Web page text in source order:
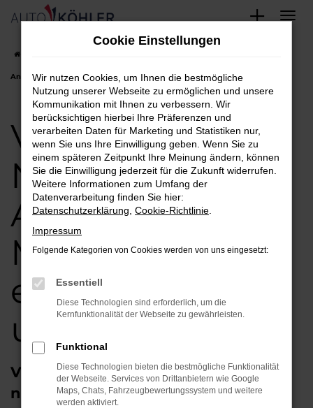
Zum
Angebote in München einfach finden und kaufen
VW Crafter
Neuwagen-
Angebote in
München
einfach finden
und kaufen
VW Crafter Neuwagen – auf dem
neuesten Stand in München
Cookie Einstellungen
Wir nutzen Cookies, um Ihnen die bestmögliche
Nutzung unserer Webseite zu ermöglichen und unsere
Kommunikation mit Ihnen zu verbessern. Wir
berücksichtigen hierbei Ihre Präferenzen und
verarbeiten Daten für Marketing und Statistiken nur,
wenn Sie uns Ihre Einwilligung geben. Wenn Sie zu
einem späteren Zeitpunkt Ihre Meinung ändern, können
Sie die Einwilligung jederzeit für die Zukunft widerrufen.
Weitere Informationen zum Umfang der
Datenverarbeitung finden Sie hier:
Datenschutzerklärung Cookie-Richtlinie
Impressum
Folgende Kategorien von Cookies werden von uns eingesetzt:
Essentiell
Diese Technologien sind erforderlich, um die
Kernfunktionalität der Webseite zu gewährleisten.
Funktional
Diese Technologien bieten die bestmögliche Funktionalität
der Webseite. Services von Drittanbietern wie Google
Maps, Chats, Fahrzeugbewertungssystem und weitere
werden aktiviert.